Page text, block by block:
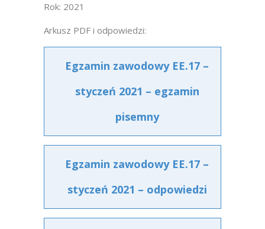
Rok: 2021
Arkusz PDF i odpowiedzi:
Egzamin zawodowy EE.17 –
styczeń 2021 – egzamin
pisemny
Egzamin zawodowy EE.17 –
styczeń 2021 – odpowiedzi